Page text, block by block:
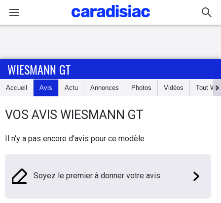
Accueil
Essais
Guide
Electriques
WIESMANN GT
Accueil Avis Actu Annonces Photos Vidéos Tout
VOS AVIS WIESMANN GT
Il n'y a pas encore d'avis pour ce modèle.
Soyez le premier à donner votre avis